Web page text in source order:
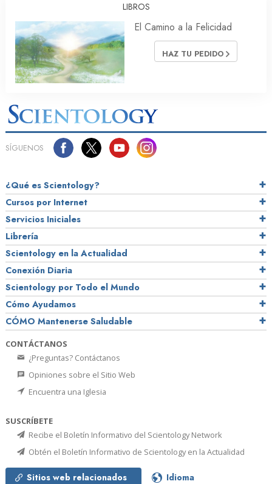
LIBROS
El Camino a la Felicidad
HAZ TU PEDIDO
SÍGUENOS
¿Qué es Scientology?
Cursos por Internet
Servicios Iniciales
Librería
Scientology en la Actualidad
Conexión Diaria
Scientology por Todo el Mundo
Cómo Ayudamos
CÓMO Mantenerse Saludable
CONTÁCTANOS
¿Preguntas? Contáctanos
Opiniones sobre el Sitio Web
Encuentra una Iglesia
SUSCRÍBETE
Recibe el Boletín Informativo del Scientology Network
Obtén el Boletín Informativo de Scientology en la Actualidad
Sitios web relacionados Idioma